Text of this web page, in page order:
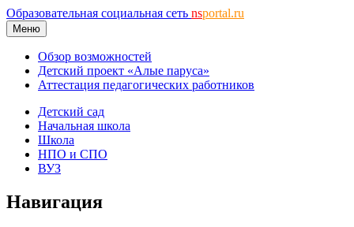
Образовательная социальная сеть nsportal.ru
Меню
Обзор возможностей
Детский проект «Алые паруса»
Аттестация педагогических работников
Детский сад
Начальная школа
Школа
НПО и СПО
ВУЗ
Навигация